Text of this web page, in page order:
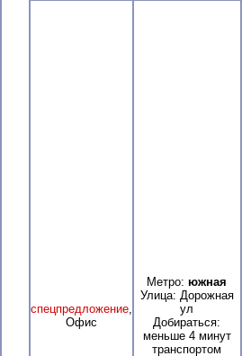
спецпредложение,
Офис
Метро: южная
Улица: Дорожная
ул
Добираться:
меньше 4 минут
транспортом